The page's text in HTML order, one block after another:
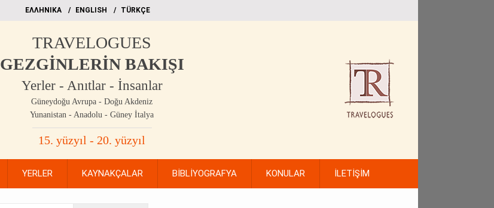
EΛΛΗΝΙΚΑ ΕΝGLISH TÜRKÇE
TRAVELOGUES
GEZGİNLERİN BAKIŞI
Yerler - Anıtlar - İnsanlar
Güneydoğu Avrupa - Doğu Akdeniz
Yunanistan - Anadolu - Güney İtalya
15. yüzyıl - 20. yüzyıl
YERLER KAYNAKÇALAR BİBLİYOGRAFYA KONULAR İLETİŞİM